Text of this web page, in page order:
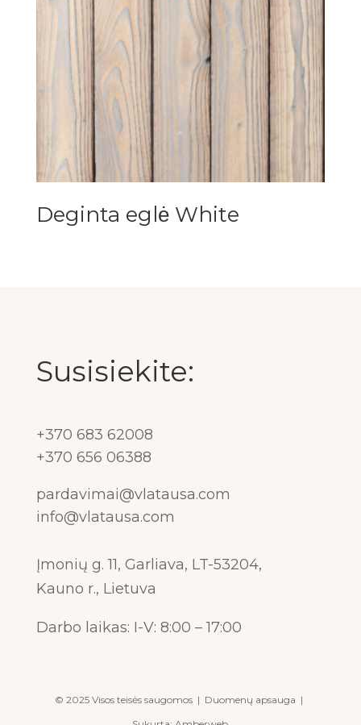
Deginta eglė White
Susisiekite:
+370 683 62008
+370 656 06388
pardavimai@vlatausa.com
info@vlatausa.com
Įmonių g. 11, Garliava, LT-53204,
Kauno r., Lietuva
Darbo laikas: I-V: 8:00 – 17:00
© 2025 Visos teisės saugomos | Duomenų apsauga |